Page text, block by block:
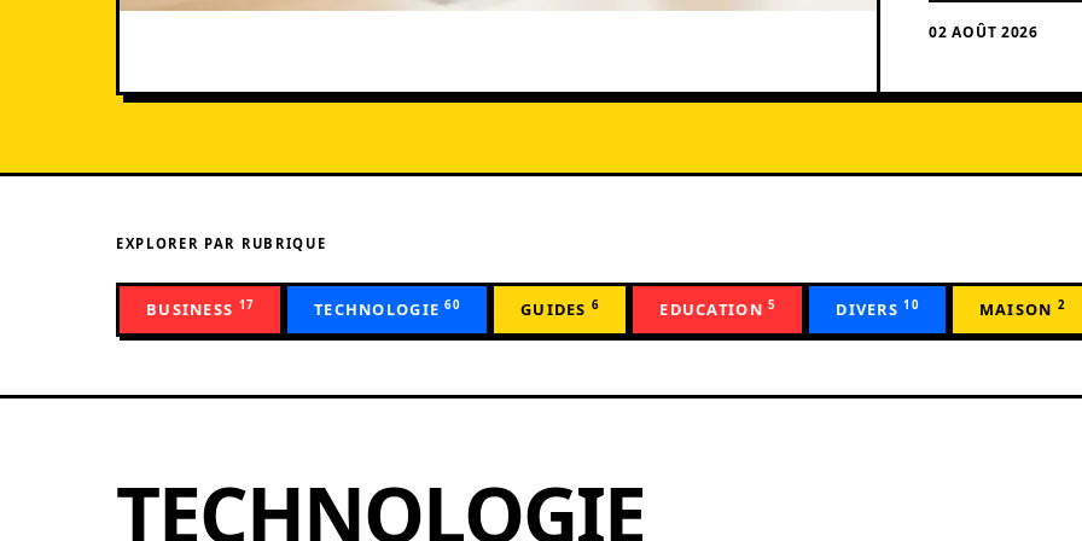
02 AOÛT 2026
EXPLORER PAR RUBRIQUE
BUSINESS 17 TECHNOLOGIE60 GUIDES 6 EDUCATION5 DIVERS10 MAISON 2
TECHNOLOGIE